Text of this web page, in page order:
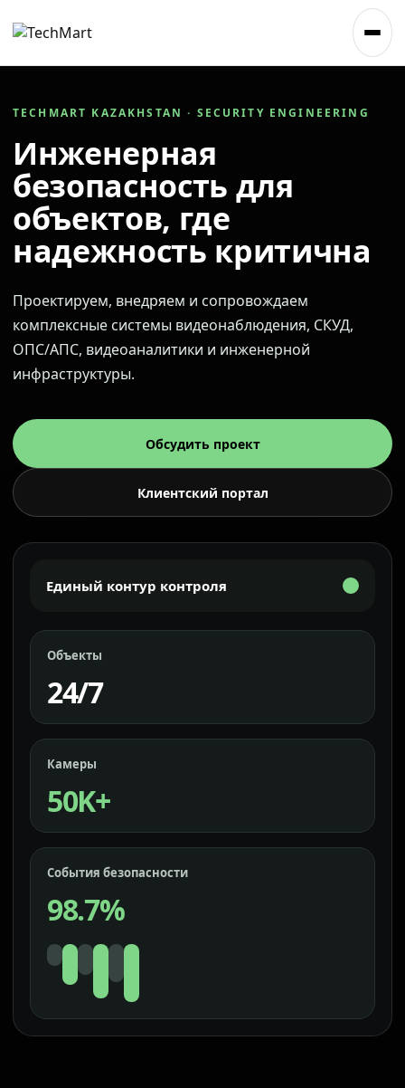
TECHMART KAZAKHSTAN · SECURITY ENGINEERING
Инженерная
безопасность для
объектов, где
надежность критична
Проектируем, внедряем и сопровождаем
комплексные системы видеонаблюдения, СКУД,
ОПС/АПС, видеоаналитики и инженерной
инфраструктуры.
Обсудить проект
Клиентский портал
Единый контур контроля
Объекты
24/7
Камеры
50K+
События безопасности
98.7%